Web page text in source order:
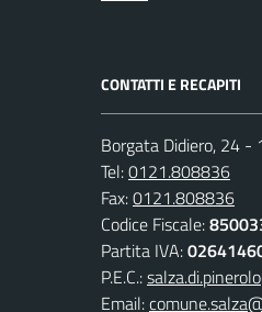
CONTATTI E RECAPITI
Borgata Didiero, 24 -
Tel:0121.808836
Fax:0121.808836
Codice Fiscale:
Partita IVA:
P.E.C.:
Email: